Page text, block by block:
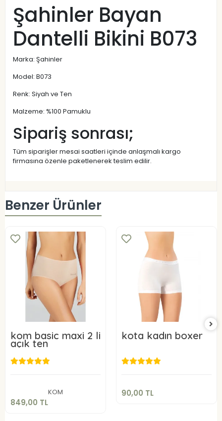
Şahinler Bayan
Dantelli Bikini B073
Marka: Şahinler
Model: B073
Renk: Siyah ve Ten
Malzeme: %100 Pamuklu
Sipariş sonrası;
Tüm siparişler mesai saatleri içinde anlaşmalı kargo
firmasına özenle paketlenerek teslim edilir.
Benzer Ürünler
kom basic maxi 2 li
açık ten
KOM
849,00 TL
849,00 TL
kota kadın boxer
90,00 TL
90,00 TL